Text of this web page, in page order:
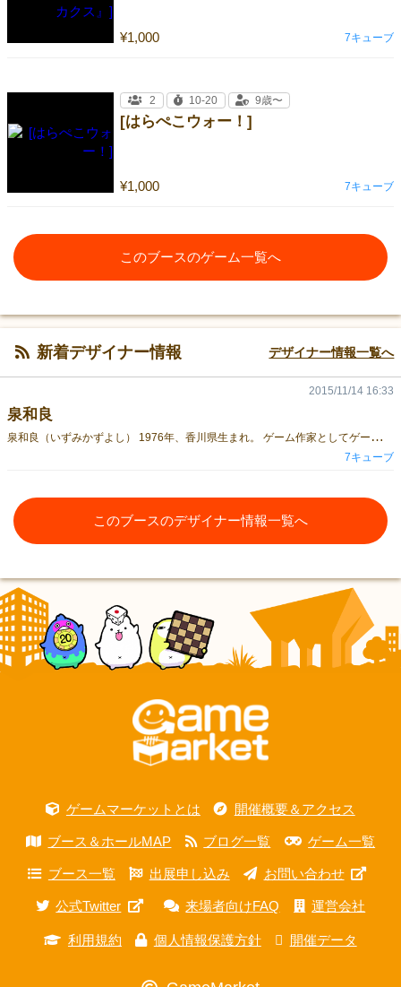
¥1,000 7キューブ
[はらぺこウォー！]
¥1,000
2 10-20 9歳〜
7キューブ
このブースのゲーム一覧へ
新着デザイナー情報 デザイナー情報一覧へ
泉和良
泉
和良（いずみかずよし） 1976年、香川県生まれ。 ゲーム作家としてゲーム制作サークル『アンディーメンテ』を主催。 小説家、音楽家。 2014年より、『７キューブ』を立ち上げ、 ゲームマーケットで自作アナログゲームを販売。 ポーンさんの友達。
2015/11/14 16:33
7キューブ
このブースのデザイナー情報一覧へ
ゲームマーケットとは 開催概要＆アクセス
ブース＆ホールMAP ブログ一覧 ゲーム一覧
ブース一覧 出展申し込み お問い合わせ
公式Twitter 来場者向けFAQ 運営会社
利用規約 個人情報保護方針 開催データ